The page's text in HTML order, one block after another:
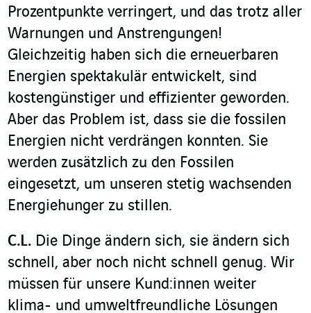
Prozentpunkte verringert, und das trotz aller
Warnungen und Anstrengungen!
Gleichzeitig haben sich die erneuerbaren
Energien spektakulär entwickelt, sind
kostengünstiger und effizienter geworden.
Aber das Problem ist, dass sie die fossilen
Energien nicht verdrängen konnten. Sie
werden zusätzlich zu den Fossilen
eingesetzt, um unseren stetig wachsenden
Energiehunger zu stillen.
C.L. Die Dinge ändern sich, sie ändern sich
schnell, aber noch nicht schnell genug. Wir
müssen für unsere Kund:innen weiter
klima- und umweltfreundliche Lösungen